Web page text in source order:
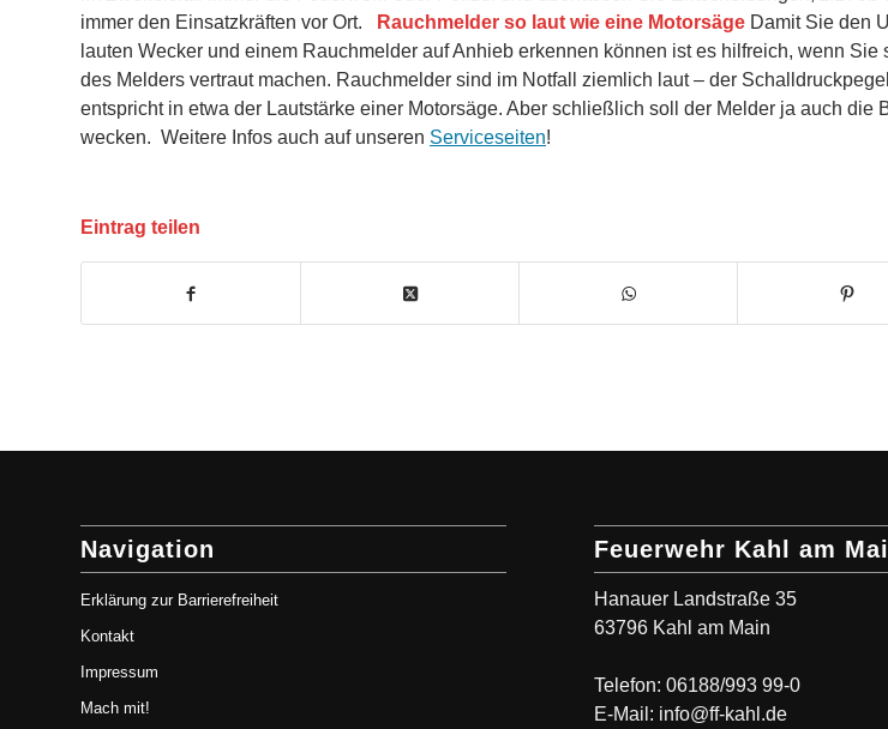
immer den Einsatzkräften vor Ort.
Rauchmelder so laut wie eine Motorsäge Damit Sie den
lauten Wecker und einem Rauchmelder auf Anhieb erkennen können ist es hilfreich, wenn
des Melders vertraut machen. Rauchmelder sind im Notfall ziemlich laut – der
entspricht in etwa der Lautstärke einer Motorsäge. Aber schließlich soll der Melder ja auch die
wecken. Weitere Infos auch auf unseren Serviceseiten!
Eintrag teilen
Navigation
Erklärung zur Barrierefreiheit
Kontakt
Impressum
Mach mit!
Feuerwehr Kahl am
Hanauer Landstraße 35
63796 Kahl am Main
Telefon: 06188/993 99-0
E-Mail: info@ff-kahl.de